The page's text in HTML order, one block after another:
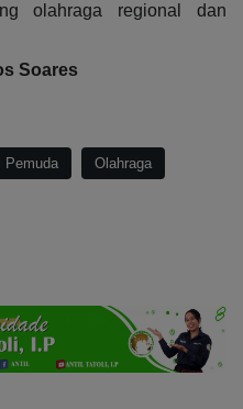
olahraga regional dan
Soares
Pemuda Olahraga